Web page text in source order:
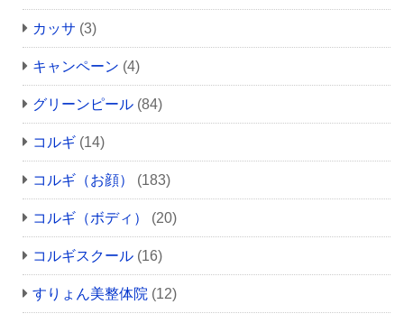
カッサ (3)
キャンペーン (4)
グリーンピール (84)
コルギ (14)
コルギ（お顔） (183)
コルギ（ボディ） (20)
コルギスクール (16)
すりょん美整体院 (12)